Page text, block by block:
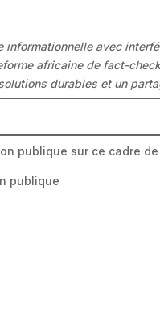
avec
africaine de fact-
durables et un
publique sur ce cadre
publique